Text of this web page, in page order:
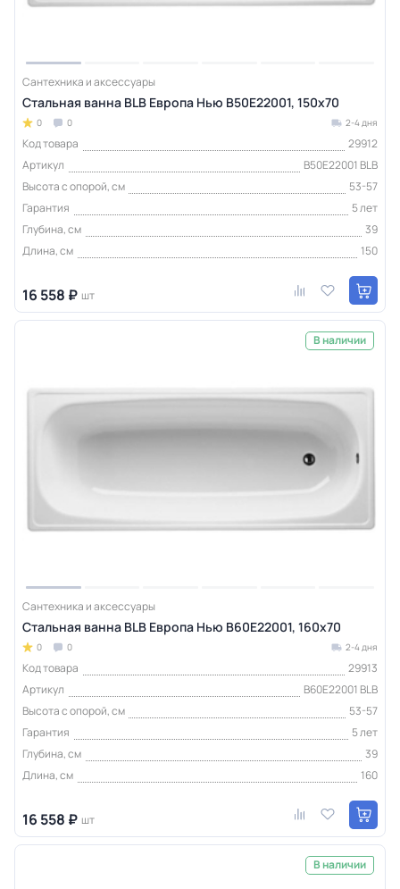
Сантехника и аксессуары
Стальная ванна BLB Европа Нью B50E22001, 150х70
0 0 2-4 дня
Код товара
29912
Артикул
B50E22001 BLB
Высота с опорой, см
53-57
Гарантия
5 лет
Глубина, см
39
Длина, см
150
16 558 ₽ шт
В наличии
Сантехника и аксессуары
Стальная ванна BLB Европа Нью B60E22001, 160х70
0 0 2-4 дня
Код товара
29913
Артикул
B60E22001 BLB
Высота с опорой, см
53-57
Гарантия
5 лет
Глубина, см
39
Длина, см
160
16 558 ₽ шт
В наличии